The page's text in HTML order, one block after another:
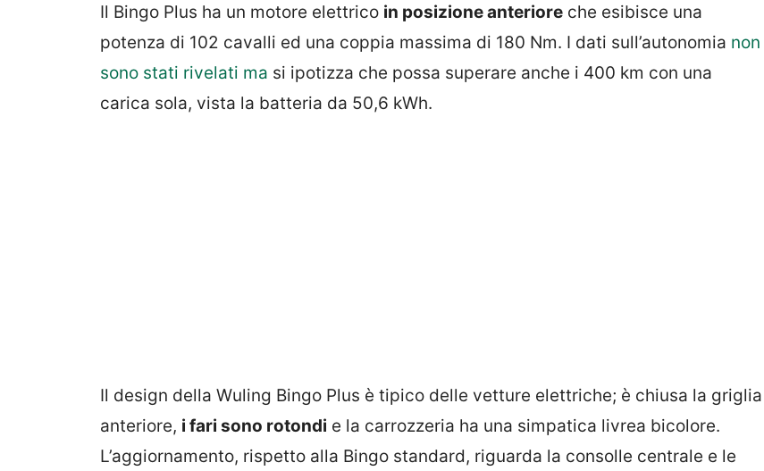
Il Bingo Plus ha un motore elettrico in posizione anteriore che esibisce una
potenza di 102 cavalli ed una coppia massima di 180 Nm. I dati sull’autonomia non
sono stati rivelati ma si ipotizza che possa superare anche i 400 km con una
carica sola, vista la batteria da 50,6 kWh.
Il design della Wuling Bingo Plus è tipico delle vetture elettriche; è chiusa la griglia
anteriore, i fari sono rotondi e la carrozzeria ha una simpatica livrea bicolore.
L’aggiornamento, rispetto alla Bingo standard, riguarda la consolle centrale e le